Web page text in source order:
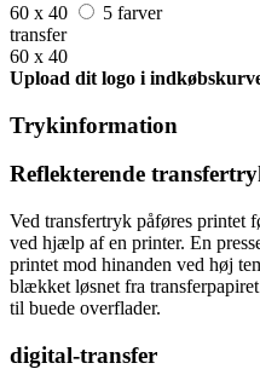
60 x 40
5 farver
transfer
60 x 40
Upload dit logo i
Trykinformation
Reflekterende
Ved transfertryk påføres printet
ved hjælp af en printer. En
printet mod hinanden ved høj
blækket løsnet fra
til buede overflader.
digital-transfer